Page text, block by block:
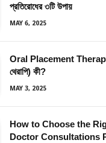
প্রতিরোধের ৩টি উপায়
MAY 6, 2025
Oral Placement Therapy
থেরাপি) কী?
MAY 3, 2025
How to Choose the
Doctor Consultations